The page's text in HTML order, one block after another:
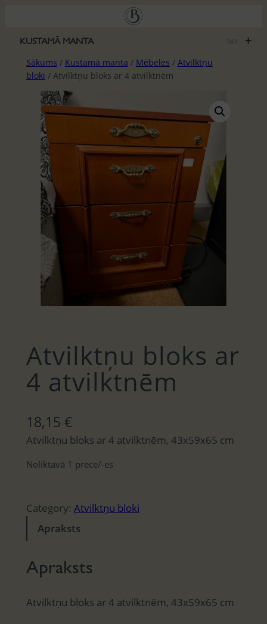
saturu
+
KUSTAMĀ MANTA
Sākums / Kustamā manta / Mēbeles / Atvilktņu
bloki / Atvilktņu bloks ar 4 atvilktnēm
Atvilktņu bloks ar
4 atvilktnēm
18,15 €
Atvilktņu bloks ar 4 atvilktnēm, 43x59x65 cm
Noliktavā 1 prece/-es
Category: Atvilktņu bloki
Apraksts
Apraksts
Atvilktņu bloks ar 4 atvilktnēm, 43x59x65 cm